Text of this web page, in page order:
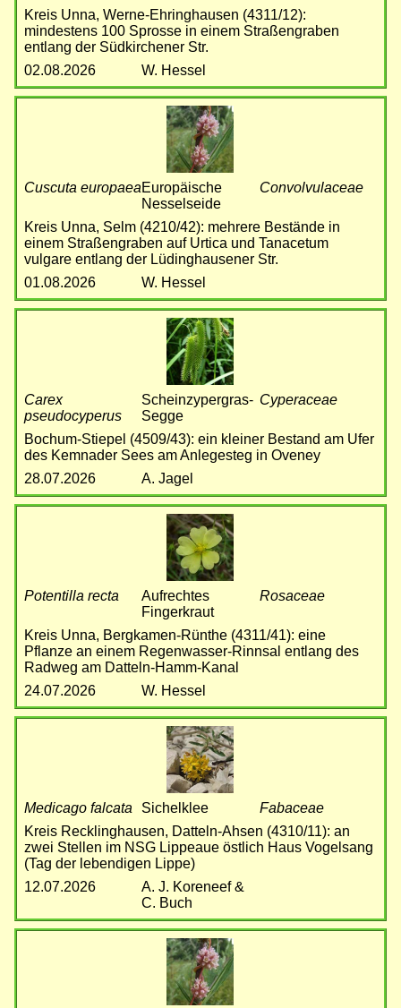
Kreis Unna, Werne-Ehringhausen (4311/12):
mindestens 100 Sprosse in einem Straßengraben
entlang der Südkirchener Str.
02.08.2026
W. Hessel
Cuscuta europaeaEuropäische
Nesselseide
Convolvulaceae
Kreis Unna, Selm (4210/42): mehrere Bestände in
einem Straßengraben auf Urtica und Tanacetum
vulgare entlang der Lüdinghausener Str.
01.08.2026
W. Hessel
Carex
pseudocyperus
Scheinzypergras-
Segge
Cyperaceae
Bochum-Stiepel (4509/43): ein kleiner Bestand am Ufer
des Kemnader Sees am Anlegesteg in Oveney
28.07.2026
A. Jagel
Potentilla recta
Aufrechtes
Fingerkraut
Rosaceae
Kreis Unna, Bergkamen-Rünthe (4311/41): eine
Pflanze an einem Regenwasser-Rinnsal entlang des
Radweg am Datteln-Hamm-Kanal
24.07.2026
W. Hessel
Medicago falcata Sichelklee
Fabaceae
Kreis Recklinghausen, Datteln-Ahsen (4310/11): an
zwei Stellen im NSG Lippeaue östlich Haus Vogelsang
(Tag der lebendigen Lippe)
12.07.2026
A. J. Koreneef &
C. Buch